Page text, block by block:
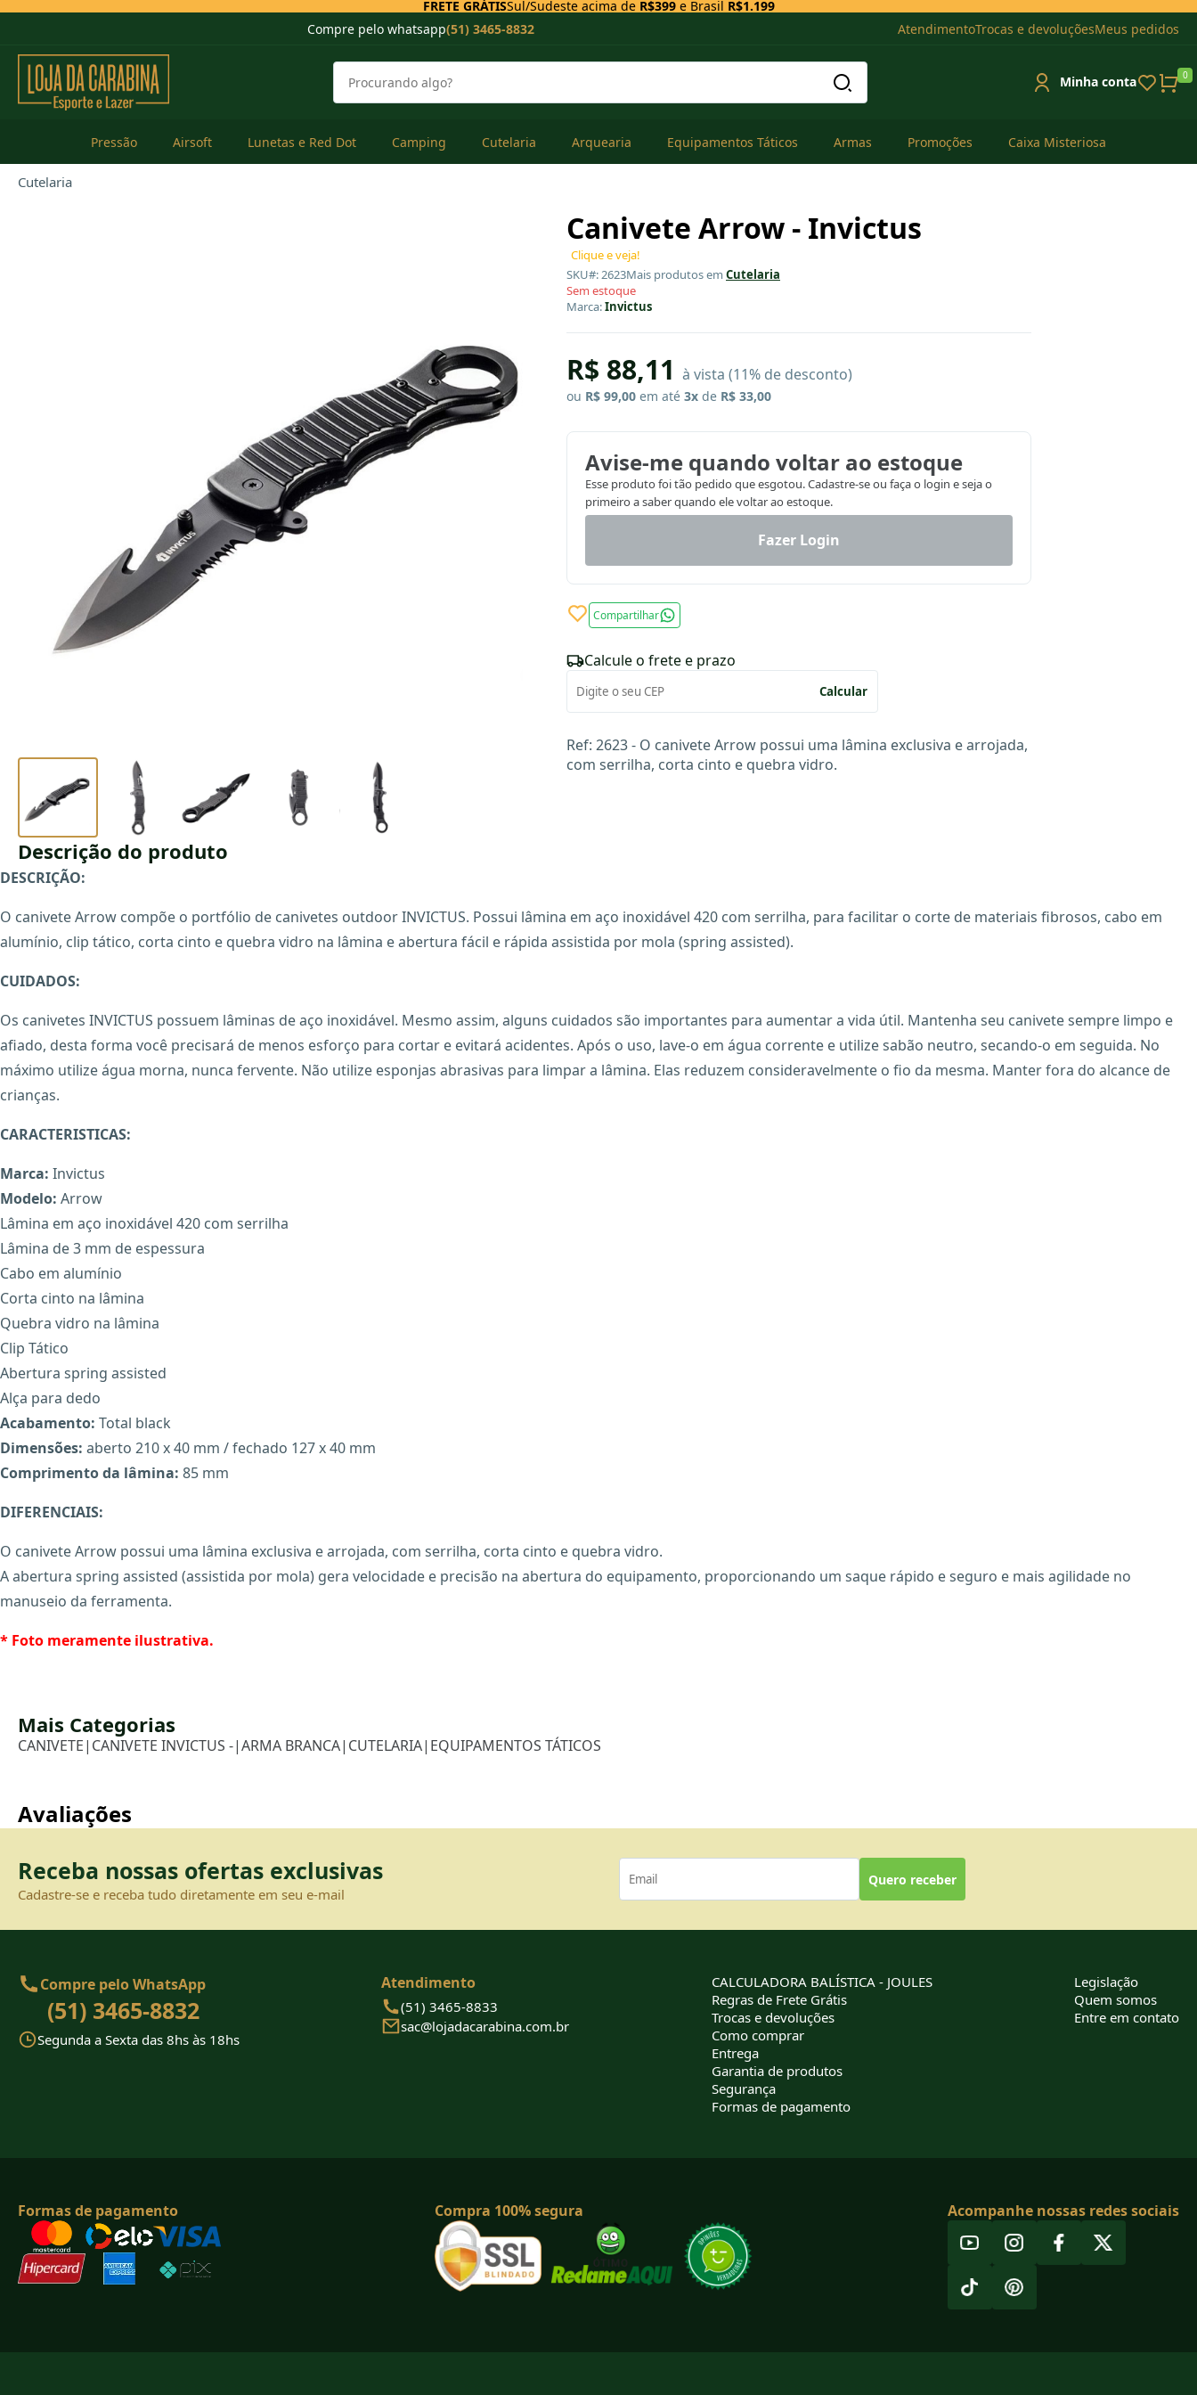
FRETE GRÁTISSul/Sudeste acima de R$399e Brasil R$1.199
Compre pelo whatsapp(51) 3465-8832 AtendimentoTrocas e devoluçõesMeus pedidos
Minha conta 0
Pressão Airsoft Lunetas e Red Dot Camping Cutelaria Arquearia Equipamentos Táticos Armas Promoções Caixa Misteriosa
Cutelaria
Canivete Arrow - Invictus
Clique e veja!
SKU#: 2623Mais produtos em Cutelaria
Sem estoque
Marca:Invictus
R$ 88,11 à vista (11% de desconto)
ou R$ 99,00 em até 3x de R$ 33,00
Avise-me quando voltar ao estoque
Esse produto foi tão pedido que esgotou. Cadastre-se ou faça o login e seja o
primeiro a saber quando ele voltar ao estoque.
Fazer Login
Compartilhar
Calcule o frete e prazo
Calcular
Ref: 2623 - O canivete Arrow possui uma lâmina exclusiva e arrojada,
com serrilha, corta cinto e quebra vidro.
Descrição do produto
DESCRIÇÃO:
O canivete Arrow compõe o portfólio de canivetes outdoor INVICTUS. Possui lâmina em aço inoxidável 420 com serrilha, para facilitar o corte de materiais fibrosos, cabo em
alumínio, clip tático, corta cinto e quebra vidro na lâmina e abertura fácil e rápida assistida por mola (spring assisted).
CUIDADOS:
Os canivetes INVICTUS possuem lâminas de aço inoxidável. Mesmo assim, alguns cuidados são importantes para aumentar a vida útil. Mantenha seu canivete sempre limpo e
afiado, desta forma você precisará de menos esforço para cortar e evitará acidentes. Após o uso, lave-o em água corrente e utilize sabão neutro, secando-o em seguida. No
máximo utilize água morna, nunca fervente. Não utilize esponjas abrasivas para limpar a lâmina. Elas reduzem consideravelmente o fio da mesma. Manter fora do alcance de
crianças.
CARACTERISTICAS:
Marca: Invictus
Modelo: Arrow
Lâmina em aço inoxidável 420 com serrilha
Lâmina de 3 mm de espessura
Cabo em alumínio
Corta cinto na lâmina
Quebra vidro na lâmina
Clip Tático
Abertura spring assisted
Alça para dedo
Acabamento: Total black
Dimensões: aberto 210 x 40 mm / fechado 127 x 40 mm
Comprimento da lâmina: 85 mm
DIFERENCIAIS:
O canivete Arrow possui uma lâmina exclusiva e arrojada, com serrilha, corta cinto e quebra vidro.
A abertura spring assisted (assistida por mola) gera velocidade e precisão na abertura do equipamento, proporcionando um saque rápido e seguro e mais agilidade no
manuseio da ferramenta.
* Foto meramente ilustrativa.
Mais Categorias
CANIVETE| CANIVETE INVICTUS -|ARMA BRANCA| CUTELARIA| EQUIPAMENTOS TÁTICOS
Avaliações
Receba nossas ofertas exclusivas
Cadastre-se e receba tudo diretamente em seu e-mail
Quero receber
Compre pelo WhatsApp
(51) 3465-8832
Segunda a Sexta das 8hs às 18hs
Atendimento
(51) 3465-8833
sac@lojadacarabina.com.br
CALCULADORA BALÍSTICA - JOULES
Regras de Frete Grátis
Trocas e devoluções
Como comprar
Entrega
Garantia de produtos
Segurança
Formas de pagamento
Legislação
Quem somos
Entre em contato
Formas de pagamento Compra 100% segura Acompanhe nossas redes sociais